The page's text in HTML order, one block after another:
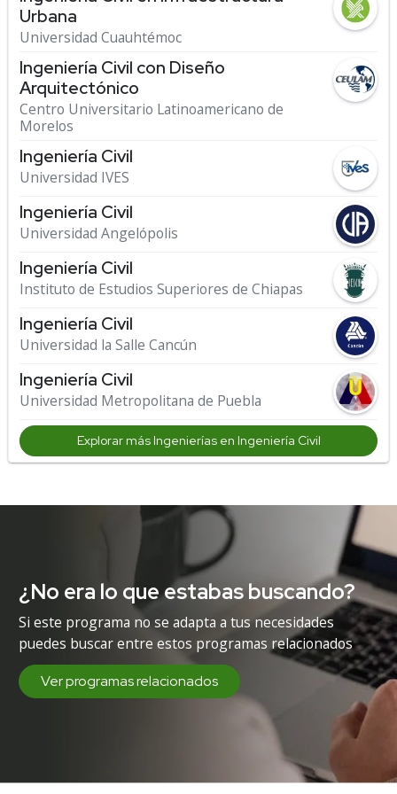
Urbana
Universidad Cuauhtémoc
Ingeniería Civil con Diseño
Arquitectónico
Centro Universitario Latinoamericano de
Morelos
Ingeniería Civil
Universidad IVES
Ingeniería Civil
Universidad Angelópolis
Ingeniería Civil
Instituto de Estudios Superiores de Chiapas
Ingeniería Civil
Universidad la Salle Cancún
Ingeniería Civil
Universidad Metropolitana de Puebla
Explorar más Ingenierías en Ingeniería Civil
¿No era lo que estabas buscando?
Si este programa no se adapta a tus necesidades
puedes buscar entre estos programas relacionados
Ver programas relacionados